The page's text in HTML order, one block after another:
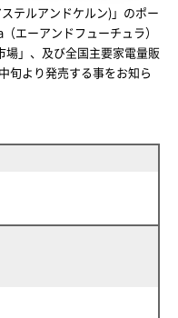
テルアンドケルン)」のポー
エーアンドフューチュラ）
場」、及び全国主要家電量販
旬より発売する事をお知ら